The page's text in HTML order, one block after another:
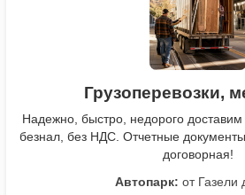
Грузоперевозки,
Надежно, быстро, недорого
безнал, без НДС. Отчетные
договорная!
Автопарк: от Газели